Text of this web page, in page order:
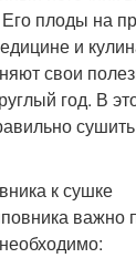
плоды на
и
свои
год. В
к сушке
важно